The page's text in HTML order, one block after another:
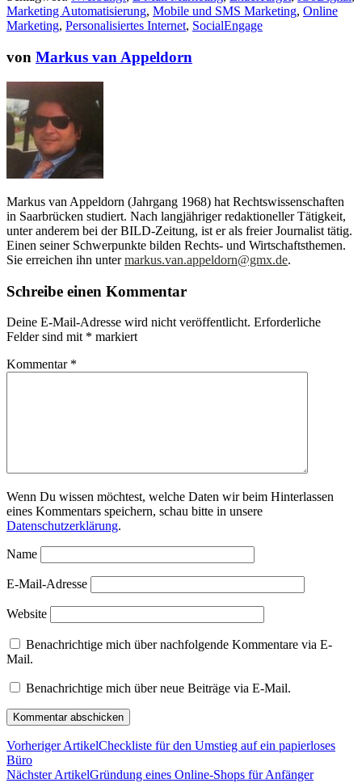
Marketing Automatisierung, Mobile und SMS Marketing, Online
Marketing, Personalisiertes Internet, SocialEngage
von Markus van Appeldorn
Markus van Appeldorn (Jahrgang 1968) hat Rechtswissenschaften
in Saarbrücken studiert. Nach langjähriger redaktioneller Tätigkeit,
unter anderem bei der BILD-Zeitung, ist er als freier Journalist tätig.
Einen seiner Schwerpunkte bilden Rechts- und Wirtschaftsthemen.
Sie erreichen ihn untermarkus.van.appeldorn@gmx.de.
Schreibe einen Kommentar
Deine E-Mail-Adresse wird nicht veröffentlicht. Erforderliche
Felder sind mit * markiert
Kommentar *
Wenn Du wissen möchtest, welche Daten wir beim Hinterlassen
eines Kommentars speichern, schau bitte in unsere
Datenschutzerklärung.
Name
E-Mail-Adresse
Website
Benachrichtige mich über nachfolgende Kommentare via E-
Mail.
Benachrichtige mich über neue Beiträge via E-Mail.
Vorheriger ArtikelCheckliste für den Umstieg auf ein papierloses
Büro
Nächster ArtikelGründung eines Online-Shops für Anfänger